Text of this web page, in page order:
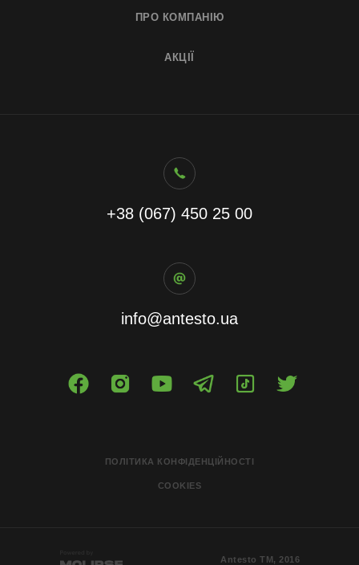
ПОЛІТИКА КОНФІДЕНЦІЙНОСТІ
COOKIES
info@antesto.ua
+38 (067) 450 25 00
АКЦІЇ
ПРО КОМПАНІЮ
Antesto ТМ, 2016